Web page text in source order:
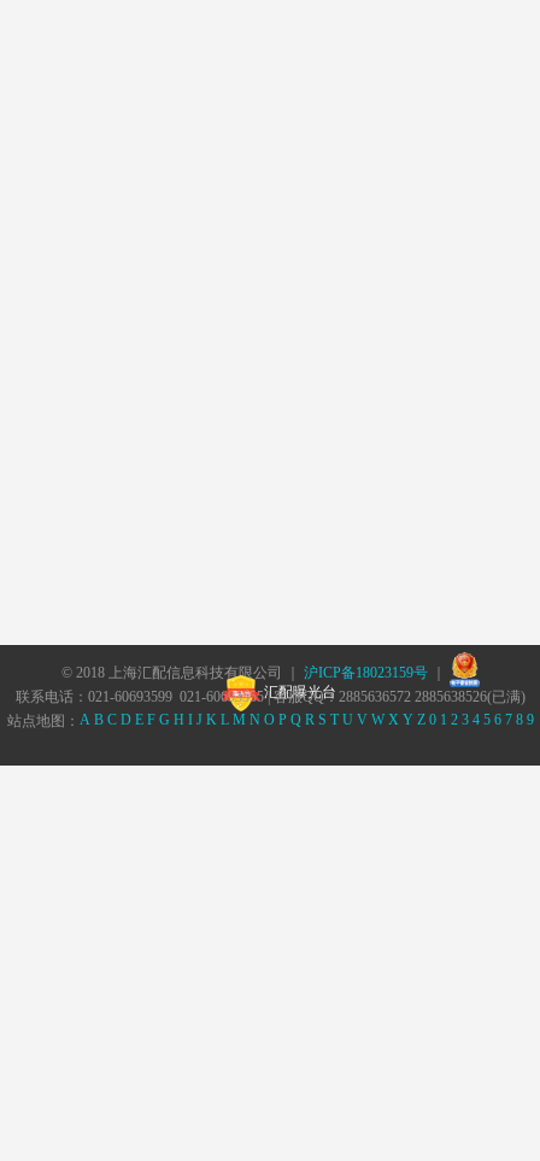
© 2018 上海汇配信息科技有限公司 ｜ 沪ICP备18023159号｜
汇配曝光台
联系电话：021-60693599 021-60693555 | 客服QQ：2885636572 2885638526(已满)
站点地图： A B C D E F G H I J K L M N O P Q R S T U V W X Y Z 0 1 2 3 4 5 6 7 8 9